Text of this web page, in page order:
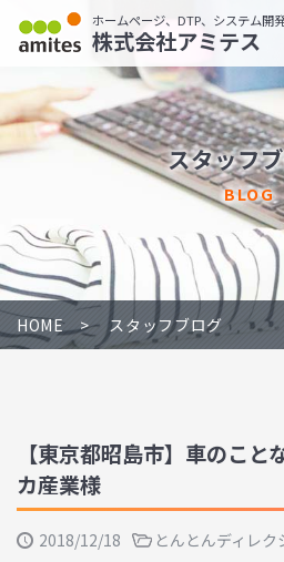
ホームページ、DTP、システム開
株式会社アミテス
スタッフ
BLOG
HOME スタッフブログ
【東京都昭島市】車のこ
カ産業様
2018/12/18 とんとんディレ